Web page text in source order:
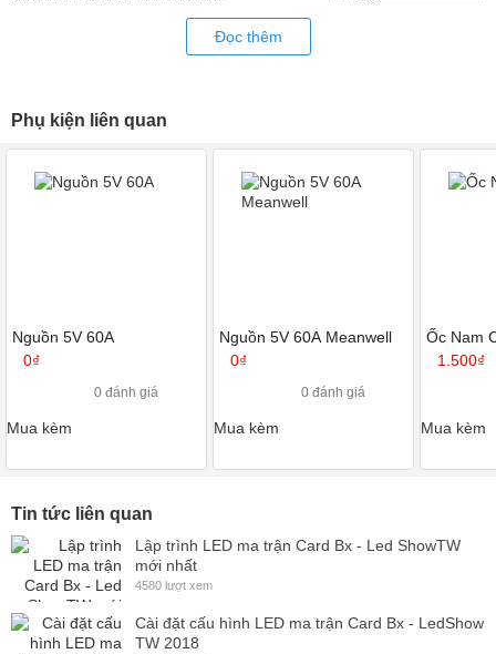
B2. Cài đặt thông số màn hình đối với p10 1 màu
Đọc thêm
Phụ kiện liên quan
Nguồn 5V 60A
0₫
0 đánh giá
Mua kèm
Nguồn 5V 60A Meanwell
0₫
0 đánh giá
Mua kèm
Ốc Nam
1.500₫
Mua kèm
Tin tức liên quan
Lập trình LED ma trận Card Bx - Led ShowTW
mới nhất
4580 lượt xem
Cài đặt cấu hình LED ma trận Card Bx - LedShow
TW 2018